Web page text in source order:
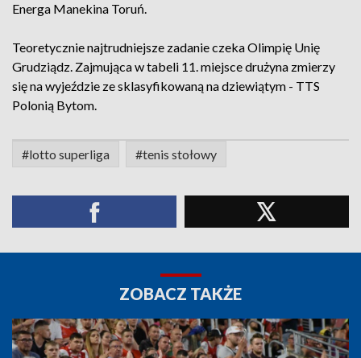
Energa Manekina Toruń.
Teoretycznie najtrudniejsze zadanie czeka Olimpię Unię
Grudziądz. Zajmująca w tabeli 11. miejsce drużyna zmierzy
się na wyjeździe ze sklasyfikowaną na dziewiątym - TTS
Polonią Bytom.
#lotto superliga #tenis stołowy
ZOBACZ TAKŻE